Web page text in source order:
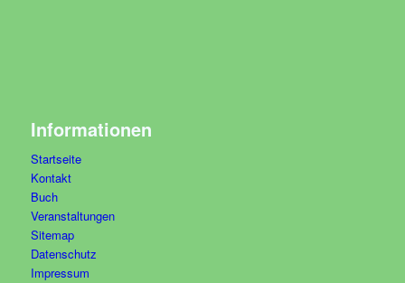
Informationen
Startseite
Kontakt
Buch
Veranstaltungen
Sitemap
Datenschutz
Impressum